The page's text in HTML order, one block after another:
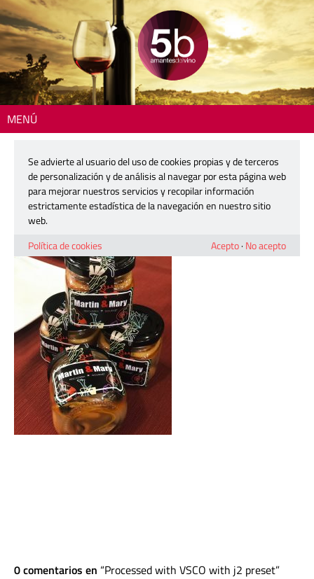
MENÚ
Processed with VSCO with j2 preset
22 mayo, 2019
0 comentarios en Processed with VSCO with j2 preset
Se advierte al usuario del uso de cookies propias y de terceros
de personalización y de análisis al navegar por esta página web
para mejorar nuestros servicios y recopilar información
estrictamente estadística de la navegación en nuestro sitio
web.
Política de cookies
Acepto· No acepto